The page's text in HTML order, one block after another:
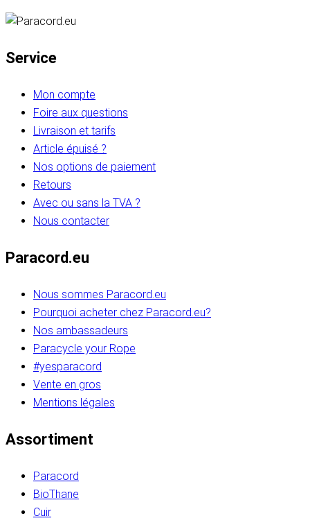
Service
Mon compte
Foire aux questions
Livraison et tarifs
Article épuisé ?
Nos options de paiement
Retours
Avec ou sans la TVA ?
Nous contacter
Paracord.eu
Nous sommes Paracord.eu
Pourquoi acheter chez Paracord.eu?
Nos ambassadeurs
Paracycle your Rope
#yesparacord
Vente en gros
Mentions légales
Assortiment
Paracord
BioThane
Cuir